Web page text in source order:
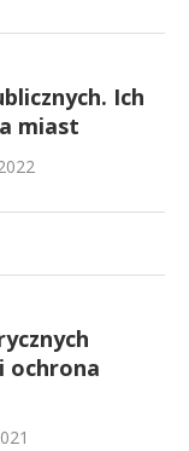
Ich
miast
ochrona